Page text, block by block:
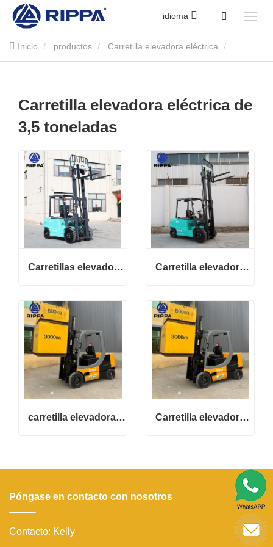
idioma
Inicio productos Carretilla elevadora eléctrica
Carretilla elevadora eléctrica de
3,5 toneladas
Carretillas elevadoras eléctricas pequeñas y compactas: ideales para espacios reducidos Carretilla elevadora eléctrica RF535E
carretilla elevadora eléctrica 3.5tom Carretilla elevadora eléctrica R535D 3.5Tom
Póngase en contacto con nosotros
Contacto: Kelly